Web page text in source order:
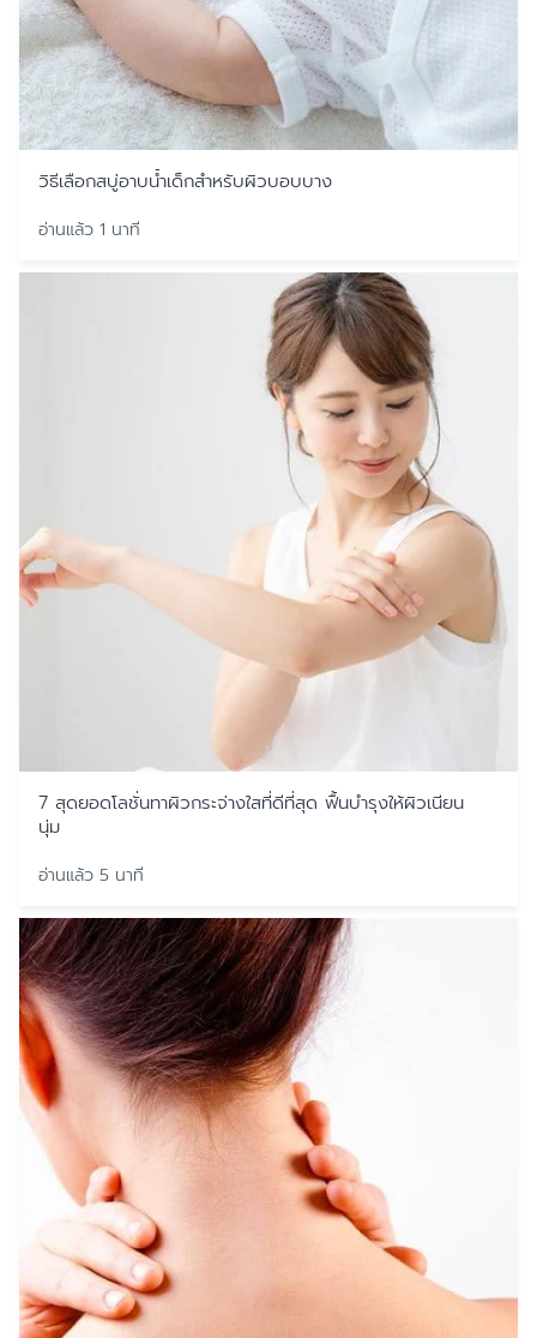
วิธีเลือกสบู่อาบน้ำเด็กสำหรับผิวบอบบาง
อ่านแล้ว 1 นาที
7 สุดยอดโลชั่นทาผิวกระจ่างใสที่ดีที่สุด ฟื้นบำรุงให้ผิวเนียน
นุ่ม
อ่านแล้ว 5 นาที